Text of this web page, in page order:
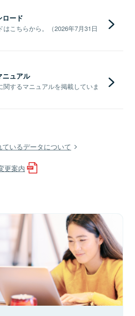
ロード
こちらから。（2026年7月31日
ニュアル
するマニュアルを掲載していま
いるデータについて
更案内